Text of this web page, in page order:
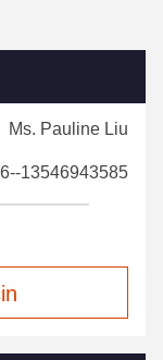
Ms. Pauline Liu
13546943585